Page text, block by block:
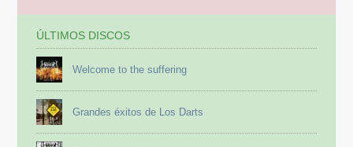
ÚLTIMOS DISCOS
Welcome to the suffering
Grandes éxitos de Los Darts